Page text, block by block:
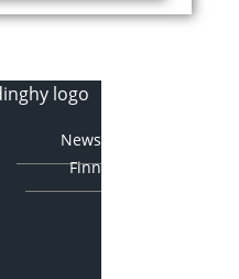
News
Finn